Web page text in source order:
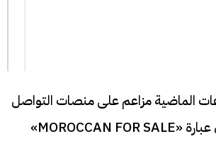
الماضية مزاعم على منصات التواصل
الاجتماعي تزعم أن عبارة «MOROCCAN FOR SALE»